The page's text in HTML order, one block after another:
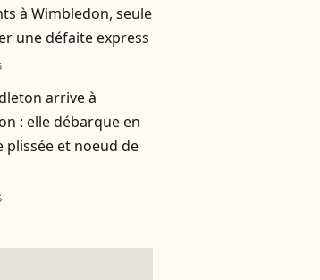
à Wimbledon, seule
une défaite express
arrive à
: elle débarque en
plissée et noeud de